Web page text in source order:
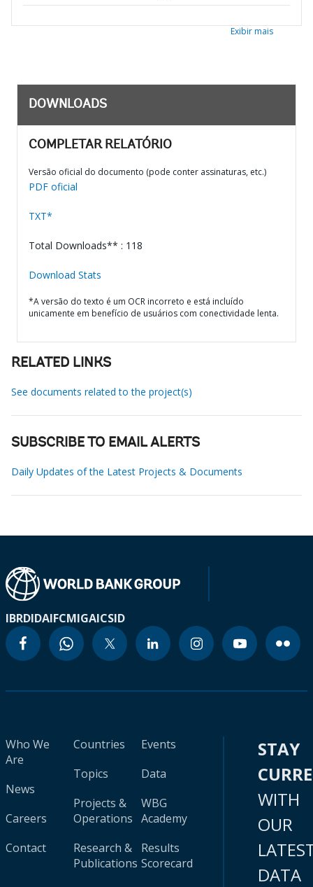
Exibir mais
DOWNLOADS
COMPLETAR RELATÓRIO
Versão oficial do documento (pode conter assinaturas, etc.)
PDF oficial
TXT*
Total Downloads** : 118
Download Stats
*A versão do texto é um OCR incorreto e está incluído
unicamente em benefício de usuários com conectividade lenta.
RELATED LINKS
See documents related to the project(s)
SUBSCRIBE TO EMAIL ALERTS
Daily Updates of the Latest Projects & Documents
IBRDIDAIFCMIGAICSID
Who We
Are
News
Careers
Contact
Countries
Topics
Projects &
Operations
Research &
Publications
Events
Data
WBG
Academy
Results
Scorecard
STAY
WITH
OUR
DATA